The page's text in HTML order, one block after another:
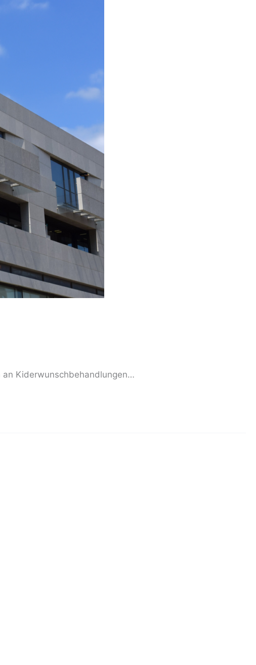
Kiderwunschbehandlungen…